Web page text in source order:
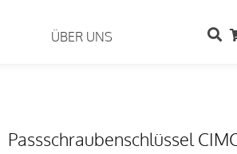
ÜBER UNS
Passschraubenschlüssel